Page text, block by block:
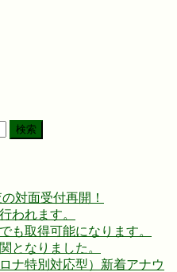
対面受付再開！
われます。
も取得可能になります。
となりました。
ナ特別対応型）新着アナウ